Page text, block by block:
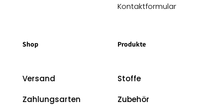
Kontaktformular
Shop
Versand
Zahlungsarten
Produkte
Stoffe
Zubehör